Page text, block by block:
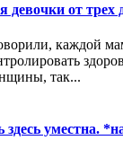
девочки от трех
каждой
так...
здесь уместна.